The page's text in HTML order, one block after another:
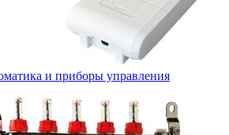
и приборы управления